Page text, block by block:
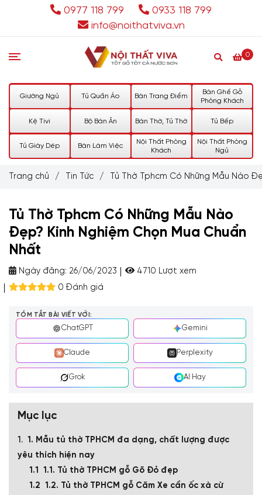
0977 118 799
0933 118 799
info@noithatviva.vn
0
Giường Ngủ Tủ Quần Áo Bàn Trang Điểm
Bàn Ghế Gỗ
Phòng Khách
Kệ Tivi Bộ Bàn Ăn Bàn Thờ, Tủ Thờ Tủ Bếp
Tủ Giày Dép Bàn Làm Việc
Nội Thất Phòng
Khách
Nội Thất Phòng
Ngủ
Trang chủ / Tin Tức / Tủ Thờ Tphcm Có Những Mẫu Nào
Tủ Thờ Tphcm Có Những Mẫu Nào
Đẹp? Kinh Nghiệm Chọn Mua Chuẩn
Nhất
Ngày đăng: 26/06/2023
4710 Lượt xem
0 Đánh giá
TÓM TẮT BÀI VIẾT VỚI:
ChatGPT Gemini
Claude Perplexity
Grok AI Hay
Mục lục
1. Mẫu tủ thờ TPHCM đa dạng, chất lượng được
yêu thích hiện nay
1.1. Tủ thờ TPHCM gỗ Gõ Đỏ đẹp
1.2. Tủ thờ TPHCM gỗ Căm Xe cẩn ốc xà cừ